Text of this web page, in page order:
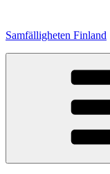
innehåll
Samfälligheten Finland